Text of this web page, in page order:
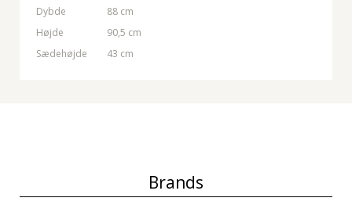
Dybde
88 cm
Højde
90,5 cm
Sædehøjde
43 cm
Brands